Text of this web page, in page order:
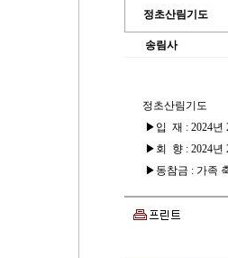
정초산림기도
송림사
정초산림기도
▶입 재 : 2024년
▶회 향 : 2024년
▶동참금 : 가족